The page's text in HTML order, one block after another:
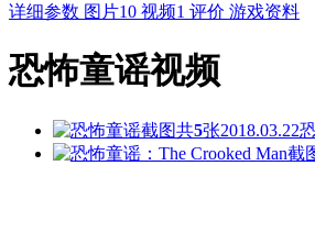
详细参数 图片10 视频1 评价 游戏资料
恐怖童谣视频
共5张2018.03.22